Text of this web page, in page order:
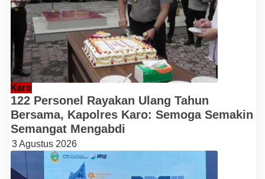
Karo
122 Personel Rayakan Ulang Tahun
Bersama, Kapolres Karo: Semoga Semakin
Semangat Mengabdi
3 Agustus 2026